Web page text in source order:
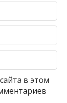
в этом